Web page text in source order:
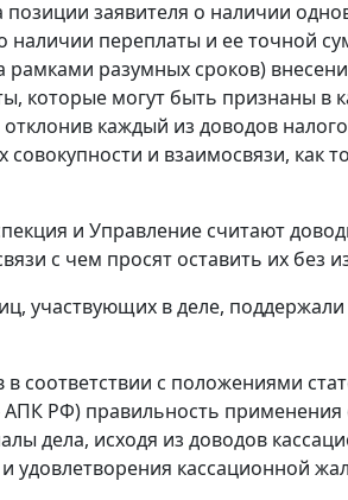
заявителя о наличии
переплаты и ее точной
рамками разумных сроков)
которые могут быть признаны в
каждый из доводов
совокупности и взаимосвязи, как
и Управление считают
с чем просят оставить их без
участвующих в деле,
соответствии с положениями
АПК РФ) правильность
дела, исходя из доводов
удовлетворения кассационной